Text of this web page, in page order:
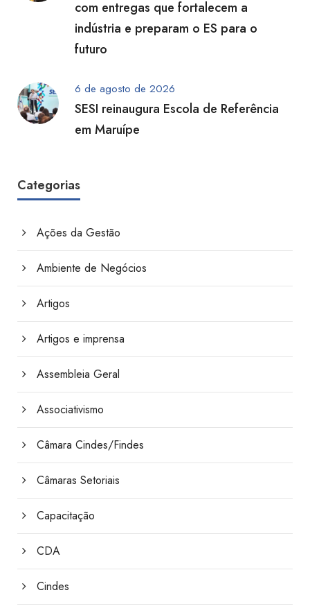
com entregas que fortalecem a
indústria e preparam o ES para o
futuro
6 de agosto de 2026
SESI reinaugura Escola de Referência
em Maruípe
Categorias
Ações da Gestão
Ambiente de Negócios
Artigos
Artigos e imprensa
Assembleia Geral
Associativismo
Câmara Cindes/Findes
Câmaras Setoriais
Capacitação
CDA
Cindes